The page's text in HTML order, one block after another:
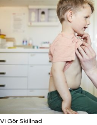
Medlemskap
Aktiviteter
Våra frågor
Om oss
Kontakt
Vi Gör Skillnad